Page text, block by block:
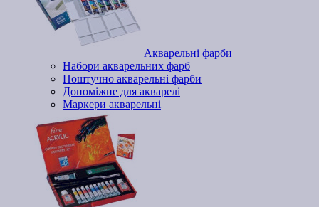
Акварельні фарби
Набори акварельних фарб
Поштучно акварельні фарби
Допоміжне для акварелі
Маркери акварельні